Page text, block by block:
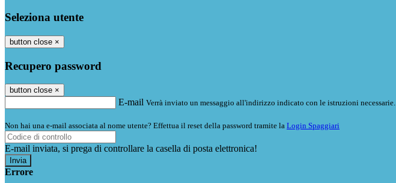
Seleziona utente
button close ×
Recupero password
button close ×
E-mail Verrà inviato un messaggio all'indirizzo indicato con le istruzioni necessarie.
Non hai una e-mail associata al nome utente? Effettua il reset della password tramite la Login Spaggiari
E-mail inviata, si prega di controllare la casella di posta elettronica!
Errore